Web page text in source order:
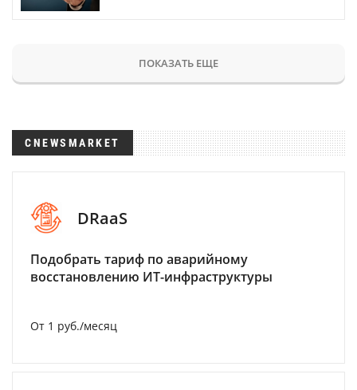
ПОКАЗАТЬ ЕЩЕ
CNEWSMARKET
DRaaS
Подобрать тариф по аварийному
восстановлению ИТ-инфраструктуры
От 1 руб./месяц